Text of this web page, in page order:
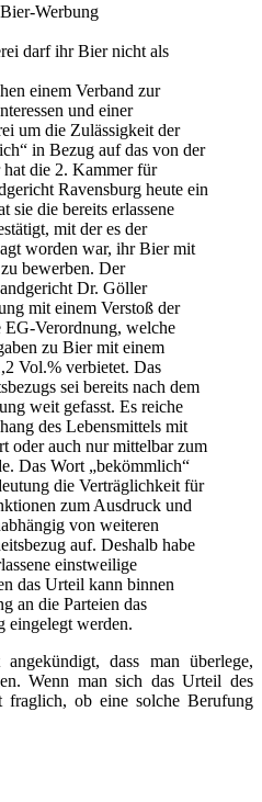
Werbung
darf ihr Bier nicht als
einem Verband zur
und einer
um die Zulässigkeit der
in Bezug auf das von der
die 2. Kammer für
Ravensburg heute ein
sie die bereits erlassene
mit der es der
worden war, ihr Bier mit
bewerben. Der
Dr. Göller
mit einem Verstoß der
EG-Verordnung, welche
zu Bier mit einem
Vol.% verbietet. Das
sei bereits nach dem
weit gefasst. Es reiche
des Lebensmittels mit
oder auch nur mittelbar zum
Das Wort „bekömmlich“
die Verträglichkeit für
zum Ausdruck und
von weiteren
auf. Deshalb habe
einstweilige
das Urteil kann binnen
an die Parteien das
eingelegt werden.
dass man überlege,
Wenn man sich das Urteil des
fraglich, ob eine solche Berufung